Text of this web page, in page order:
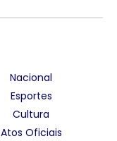
Nacional
Esportes
Cultura
Atos Oficiais